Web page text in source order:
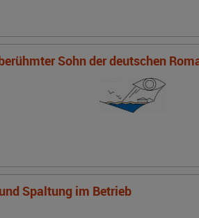
Sohn der deutschen
Spaltung im Betrieb